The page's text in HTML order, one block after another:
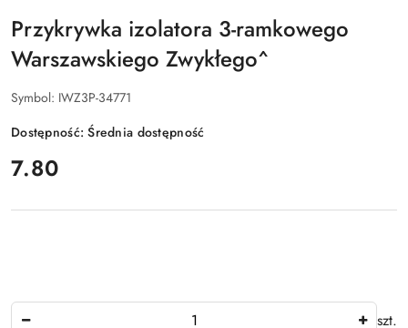
Przykrywka izolatora 3-ramkowego
Warszawskiego Zwykłego^
Symbol: IWZ3P-34771
Dostępność:Średnia dostępność
cena:
7.80
szt.